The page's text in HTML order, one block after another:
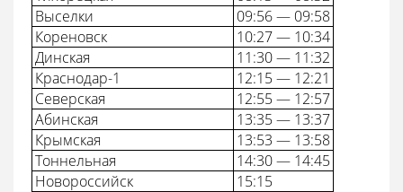
Выселки
09:56 — 09:58
Кореновск
10:27 — 10:34
Динская
11:30 — 11:32
Краснодар-1
12:15 — 12:21
Северская
12:55 — 12:57
Абинская
13:35 — 13:37
Крымская
13:53 — 13:58
Тоннельная
14:30 — 14:45
Новороссийск
15:15